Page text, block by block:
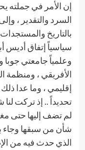
إن الأمر في جملته
السرد والتقدير ،
بالتاريخ
سياسياً إتفاق أديس
وعلمياً جامعتي جوبا
الأفريقي ، ومنظمة
إقليمي ، وما عدا
تحديداً .. إذ تركت
شأن من سبقها وجاء
الذي حدث فيه من